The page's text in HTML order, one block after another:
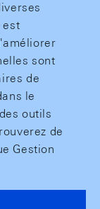
est
sont
de
le
outils
de
Gestion